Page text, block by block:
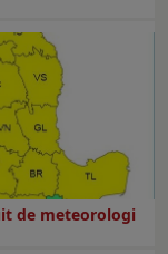
de meteorologi